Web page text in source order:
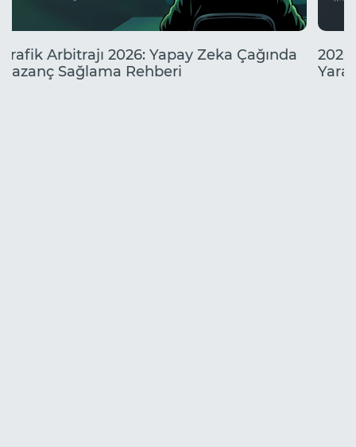
Trafik Arbitrajı 2026: Yapay Zeka Çağında
Kazanç Sağlama Rehberi